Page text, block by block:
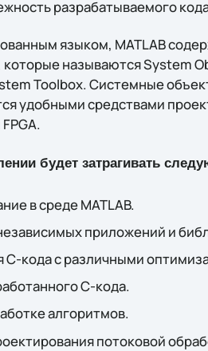
разрабатываемого
языком, MATLAB
называются System
Toolbox. Системные
удобными средствами
будет затрагивать
в среде MATLAB.
приложений и
C-кода с различными
C-кода.
алгоритмов.
потоковой